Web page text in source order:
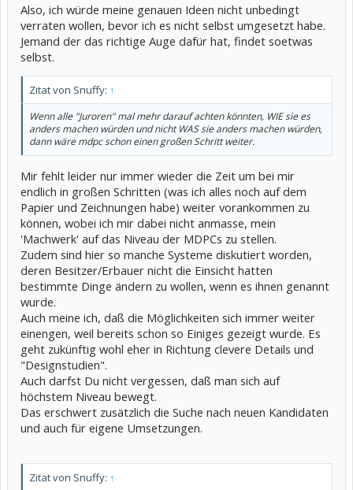
Also, ich würde meine genauen Ideen nicht unbedingt
verraten wollen, bevor ich es nicht selbst umgesetzt habe.
Jemand der das richtige Auge dafür hat, findet soetwas
selbst.
Zitat von Snuffy: ↑
Wenn alle "Juroren" mal mehr darauf achten könnten, WIE sie es
anders machen würden und nicht WAS sie anders machen würden,
dann wäre mdpc schon einen großen Schritt weiter.
Mir fehlt leider nur immer wieder die Zeit um bei mir
endlich in großen Schritten (was ich alles noch auf dem
Papier und Zeichnungen habe) weiter vorankommen zu
können, wobei ich mir dabei nicht anmasse, mein
'Machwerk' auf das Niveau der MDPCs zu stellen.
Zudem sind hier so manche Systeme diskutiert worden,
deren Besitzer/Erbauer nicht die Einsicht hatten
bestimmte Dinge ändern zu wollen, wenn es ihnen genannt
wurde.
Auch meine ich, daß die Möglichkeiten sich immer weiter
einengen, weil bereits schon so Einiges gezeigt wurde. Es
geht zukünftig wohl eher in Richtung clevere Details und
"Designstudien".
Auch darfst Du nicht vergessen, daß man sich auf
höchstem Niveau bewegt.
Das erschwert zusätzlich die Suche nach neuen Kandidaten
und auch für eigene Umsetzungen.
Zitat von Snuffy: ↑